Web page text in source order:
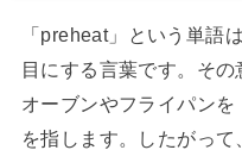
「preheat」という単語
目にする言葉です。その
オーブンやフライパン
を指します。したがっ